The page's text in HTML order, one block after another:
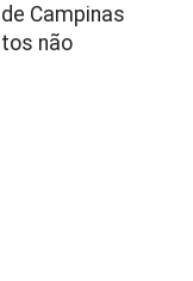
Campinas
não